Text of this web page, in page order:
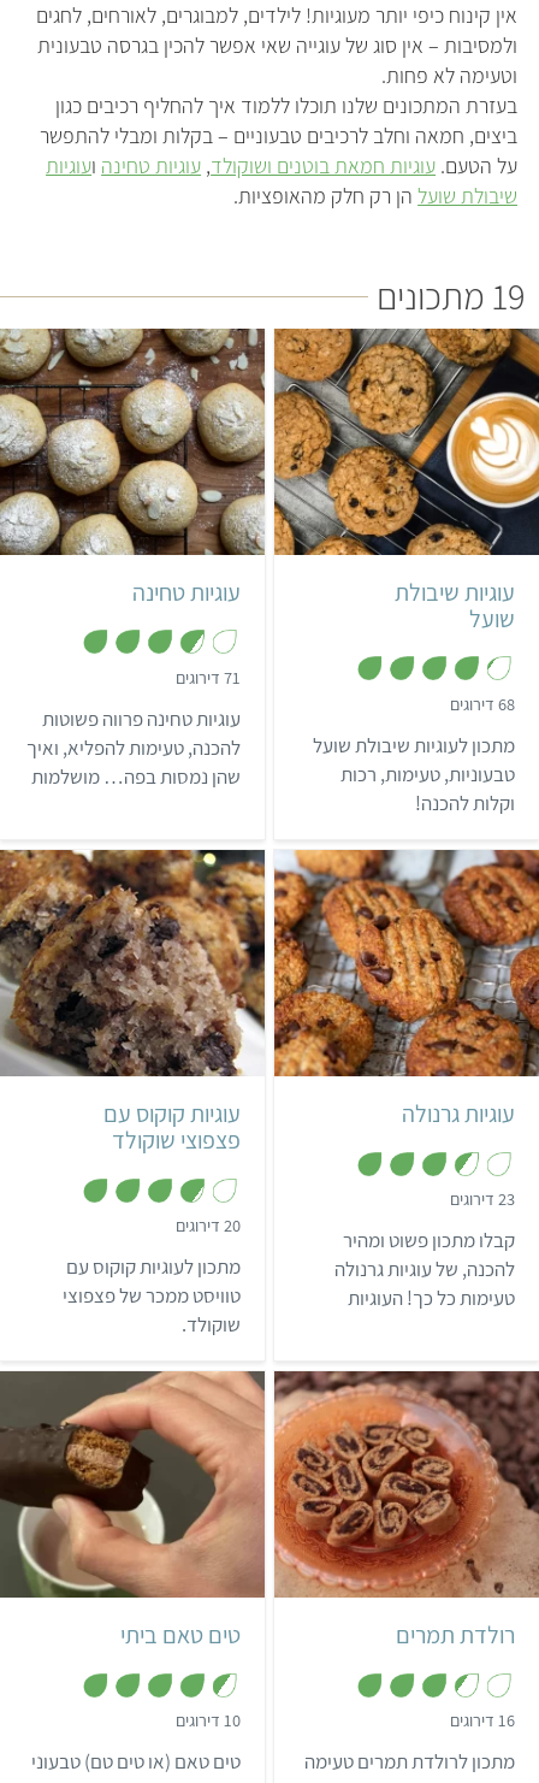
אין קינוח כיפי יותר מעוגיות! לילדים, למבוגרים, לאורחים, לחגים
ולמסיבות – אין סוג של עוגייה שאי אפשר להכין בגרסה טבעונית
וטעימה לא פחות.
בעזרת המתכונים שלנו תוכלו ללמוד איך להחליף רכיבים כגון
ביצים, חמאה וחלב לרכיבים טבעוניים – בקלות ומבלי להתפשר
על הטעם. עוגיות חמאת בוטנים ושוקולד, עוגיות טחינה ועוגיות
שיבולת שועלהן רק חלק מהאופציות.
19 מתכונים
קל 30 דקות
18 עוגיות
עוגיות שיבולת
שועל
68 דירוגים
.
2
ת
ו
מתכון לעוגיות שיבולת שועל
טבעוניות, טעימות, רכות
וקלות להכנה!
קל 25 דקות
עוגיות טחינה
71 דירוגים
.
7
מ
ת
ו
עוגיות טחינה פרווה פשוטות
להכנה, טעימות להפליא, ואיך
שהן נמסות בפה… מושלמות
קל 25 דקות
10 עוגיות
עוגיות גרנולה
23 דירוגים
.
5
מ
ת
ו
קבלו מתכון פשוט ומהיר
להכנה, של עוגיות גרנולה
טעימות כל כך! העוגיות
קל 13 דקות
20 עוגיות
עוגיות קוקוס עם
פצפוצי שוקולד
20 דירוגים
.
8
מ
ת
מתכון לעוגיות קוקוס עם
טוויסט ממכר של פצפוצי
שוקולד.
בינוני 35 דקות
רולדת תמרים
16 דירוגים
.
4
מתכון לרולדת תמרים טעימה
קל 35 דקות
14 טים טאם אמריקאי
טים טאם ביתי
10 דירוגים
.
4
טים טאם (או טים טם) טבעוני